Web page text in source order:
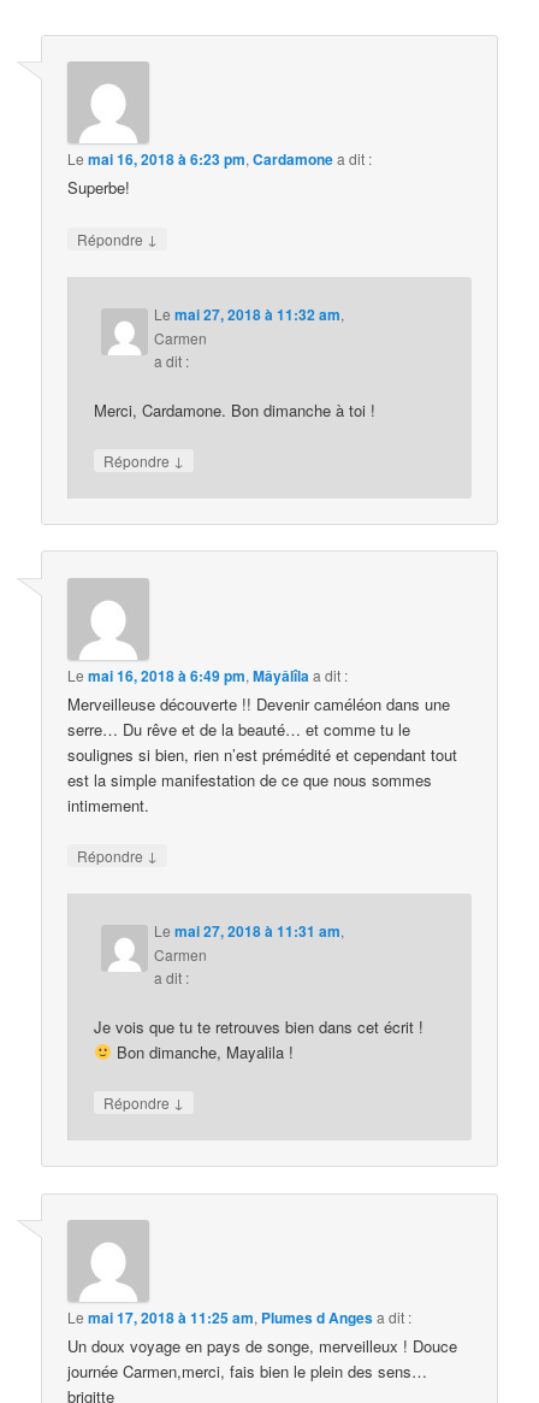
Lemai 16, 2018 à 6:23 pm,Cardamonea dit :
Superbe!
Répondre ↓
Lemai 27, 2018 à 11:32 am,
Carmen
a dit :
Merci, Cardamone. Bon dimanche à toi !
Répondre ↓
Lemai 16, 2018 à 6:49 pm,Mâyâlîla a dit :
Merveilleuse découverte !! Devenir caméléon dans une
serre… Du rêve et de la beauté… et comme tu le
soulignes si bien, rien n’est prémédité et cependant tout
est la simple manifestation de ce que nous sommes
intimement.
Répondre ↓
Lemai 27, 2018 à 11:31 am,
Carmen
a dit :
Je vois que tu te retrouves bien dans cet écrit !
Bon dimanche, Mayalila !
Répondre ↓
Lemai 17, 2018 à 11:25 am, Plumes d Angesa dit :
Un doux voyage en pays de songe, merveilleux ! Douce
journée Carmen,merci, fais bien le plein des sens…
brigitte